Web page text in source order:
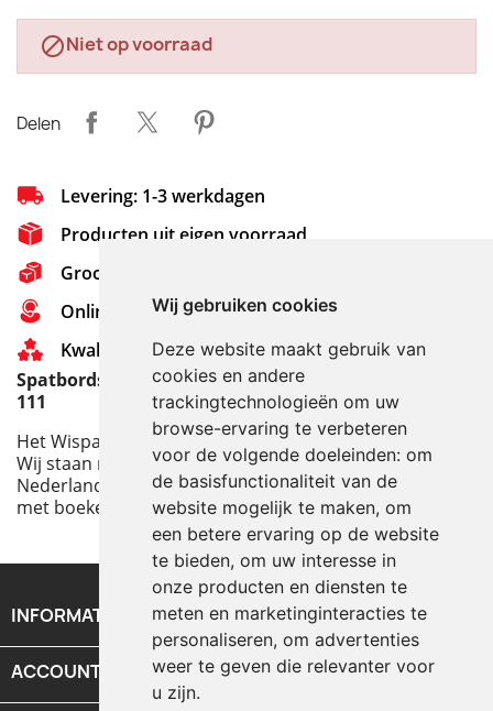
Wij gebruiken cookies
Deze website maakt gebruik van
cookies en andere
trackingtechnologieën om uw
browse-ervaring te verbeteren
voor de volgende doeleinden: om
de basisfunctionaliteit van de
website mogelijk te maken, om
een betere ervaring op de website
te bieden, om uw interesse in
onze producten en diensten te
meten en marketinginteracties te
personaliseren, om advertenties
weer te geven die relevanter voor
u zijn.
Niet op voorraad
Delen
Levering: 1-3 werkdagen
Producten uit eigen voorraad
Grootste assortiment van Nederland
Online Support - 0314 - 651 721
Kwaliteit - De beste boeken
Spatbordsteunen voor de Allgaier Tractor, Type A-
111
Het Wispa team op tournee:
Wij staan met onze stand op een aantal ruilbeurzen in
Nederland, België, Denemarken, Frankrijk en Duitsland
met boeken en onderdelen.
INFORMATIE
ACCOUNT